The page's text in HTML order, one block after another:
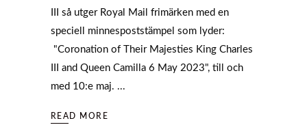
III så utger Royal Mail frimärken med en
speciell minnespoststämpel som lyder:
"Coronation of Their Majesties King Charles
III and Queen Camilla 6 May 2023", till och
med 10:e maj.
READ MORE